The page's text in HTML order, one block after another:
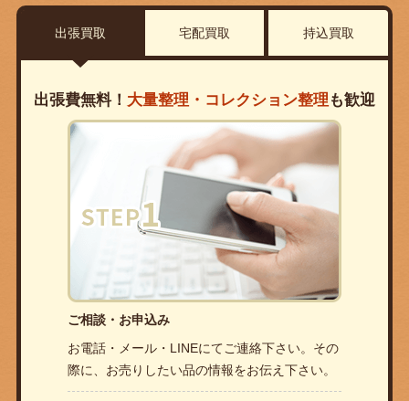
出張買取 宅配買取 持込買取
出張費無料！ 大量整理・コレクション整理 も歓迎
ご相談・お申込み
お電話・メール・LINEにてご連絡下さい。その
際に、お売りしたい品の情報をお伝え下さい。